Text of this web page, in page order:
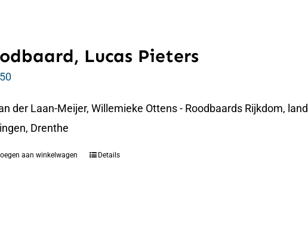
Lucas Pieters
der Laan-Meijer, Willemieke Ottens - Roodbaards Rijkdom,
Drenthe
aan winkelwagen Details